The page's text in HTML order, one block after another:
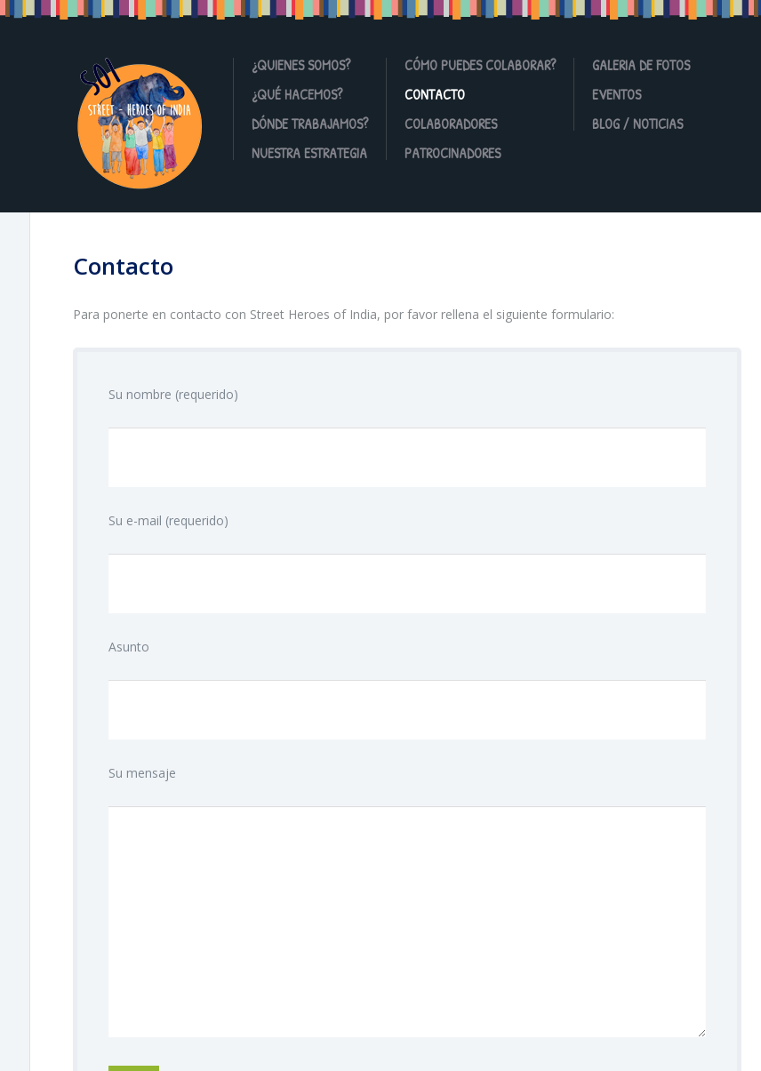
¿QUIENES SOMOS?
¿QUÉ HACEMOS?
DÓNDE TRABAJAMOS?
NUESTRA ESTRATEGIA
CÓMO PUEDES COLABORAR?
CONTACTO
COLABORADORES
PATROCINADORES
GALERIA DE FOTOS
EVENTOS
BLOG / NOTICIAS
Contacto
Para ponerte en contacto con Street Heroes of India, por favor rellena el siguiente formulario:
Su nombre (requerido)
Su e-mail (requerido)
Asunto
Su mensaje